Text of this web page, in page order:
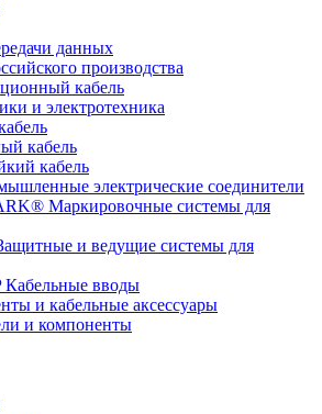
данных
производства
кабель
и электротехника
кабель
кабель
электрические соединители
Маркировочные системы для
и ведущие системы для
Кабельные вводы
и кабельные аксессуары
и компоненты